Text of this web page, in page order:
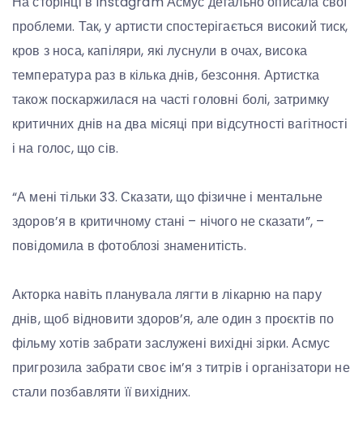
проблеми. Так, у артисти спостерігається високий тиск,
кров з носа, капіляри, які луснули в очах, висока
температура раз в кілька днів, безсоння. Артистка
також поскаржилася на часті головні болі, затримку
критичних днів на два місяці при відсутності вагітності
і на голос, що сів.
“А мені тільки 33. Сказати, що фізичне і ментальне
здоров’я в критичному стані – нічого не сказати”, –
повідомила в фотоблозі знаменитість.
Акторка навіть планувала лягти в лікарню на пару
днів, щоб відновити здоров’я, але один з проєктів по
фільму хотів забрати заслужені вихідні зірки. Асмус
пригрозила забрати своє ім’я з титрів і організатори не
стали позбавляти її вихідних.